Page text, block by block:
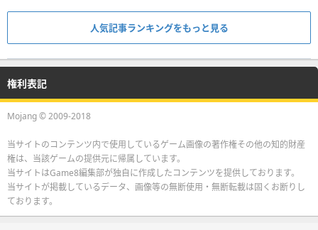
人気記事ランキングをもっと見る
権利表記
Mojang © 2009-2018
当サイトのコンテンツ内で使用しているゲーム画像の著作権その他の知的財産
権は、当該ゲームの提供元に帰属しています。
当サイトはGame8編集部が独自に作成したコンテンツを提供しております。
当サイトが掲載しているデータ、画像等の無断使用・無断転載は固くお断りし
ております。